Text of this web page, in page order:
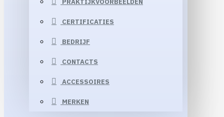
PRAKTIJKVOORBEELDEN
CERTIFICATIES
BEDRIJF
CONTACTS
ACCESSOIRES
MERKEN